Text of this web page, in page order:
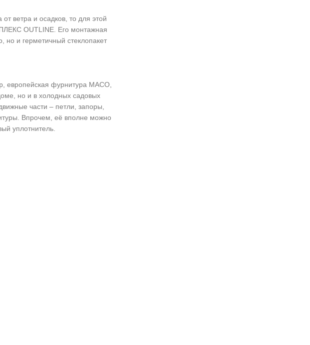
ветра и осадков, то для этой
OUTLINE. Его монтажная
но и герметичный стеклопакет
фурнитура MACO,
но и в холодных садовых
части – петли, запоры,
Впрочем, её вполне можно
уплотнитель.